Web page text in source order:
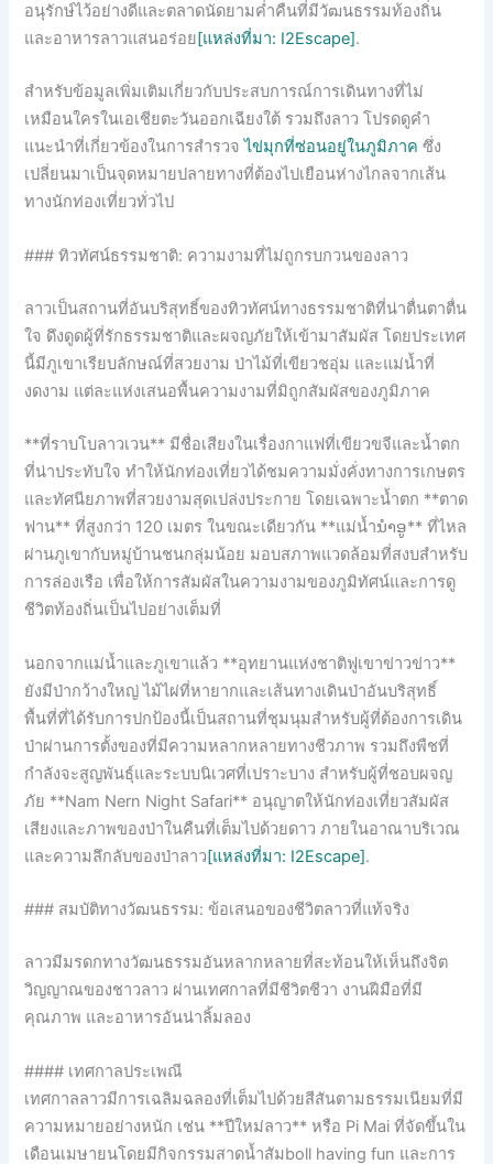
อนุรักษ์ไว้อย่างดีและตลาดนัดยามค่ำคืนที่มีวัฒนธรรมท้องถิ่น
และอาหารลาวแสนอร่อย[แหล่งที่มา: I2Escape].
สำหรับข้อมูลเพิ่มเติมเกี่ยวกับประสบการณ์การเดินทางที่ไม่
เหมือนใครในเอเชียตะวันออกเฉียงใต้ รวมถึงลาว โปรดดูคำ
แนะนำที่เกี่ยวข้องในการสำรวจไข่มุกที่ซ่อนอยู่ในภูมิภาค ซึ่ง
เปลี่ยนมาเป็นจุดหมายปลายทางที่ต้องไปเยือนห่างไกลจากเส้น
ทางนักท่องเที่ยวทั่วไป
### ทิวทัศน์ธรรมชาติ: ความงามที่ไม่ถูกรบกวนของลาว
ลาวเป็นสถานที่อันบริสุทธิ์ของทิวทัศน์ทางธรรมชาติที่น่าตื่นตาตื่น
ใจ ดึงดูดผู้ที่รักธรรมชาติและผจญภัยให้เข้ามาสัมผัส โดยประเทศ
นี้มีภูเขาเรียบลักษณ์ที่สวยงาม ป่าไม้ที่เขียวชอุ่ม และแม่น้ำที่
งดงาม แต่ละแห่งเสนอพื้นความงามที่มิถูกสัมผัสของภูมิภาค
**ที่ราบโบลาวเวน** มีชื่อเสียงในเรื่องกาแฟที่เขียวขจีและน้ำตก
ที่น่าประทับใจ ทำให้นักท่องเที่ยวได้ชมความมั่งคั่งทางการเกษตร
และทัศนียภาพที่สวยงามสุดเปล่งประกาย โดยเฉพาะน้ำตก **ตาด
ฟาน** ที่สูงกว่า 120 เมตร ในขณะเดียวกัน **แม่น้ำນຳອູ** ที่ไหล
ผ่านภูเขากับหมู่บ้านชนกลุ่มน้อย มอบสภาพแวดล้อมที่สงบสำหรับ
การล่องเรือ เพื่อให้การสัมผัสในความงามของภูมิทัศน์และการดู
ชีวิตท้องถิ่นเป็นไปอย่างเต็มที่
นอกจากแม่น้ำและภูเขาแล้ว **อุทยานแห่งชาติฟูเขาข่าวข่าว**
ยังมีป่ากว้างใหญ่ ไม้ไผ่ที่หายากและเส้นทางเดินป่าอันบริสุทธิ์
พื้นที่ที่ได้รับการปกป้องนี้เป็นสถานที่ชุมนุมสำหรับผู้ที่ต้องการเดิน
ป่าผ่านการตั้งของที่มีความหลากหลายทางชีวภาพ รวมถึงพืชที่
กำลังจะสูญพันธุ์และระบบนิเวศที่เปราะบาง สำหรับผู้ที่ชอบผจญ
ภัย **Nam Nern Night Safari** อนุญาตให้นักท่องเที่ยวสัมผัส
เสียงและภาพของป่าในคืนที่เต็มไปด้วยดาว ภายในอาณาบริเวณ
และความลึกลับของป่าลาว[แหล่งที่มา: I2Escape].
### สมบัติทางวัฒนธรรม: ข้อเสนอของชีวิตลาวที่แท้จริง
ลาวมีมรดกทางวัฒนธรรมอันหลากหลายที่สะท้อนให้เห็นถึงจิต
วิญญาณของชาวลาว ผ่านเทศกาลที่มีชีวิตชีวา งานฝีมือที่มี
คุณภาพ และอาหารอันน่าลิ้มลอง
#### เทศกาลประเพณี
เทศกาลลาวมีการเฉลิมฉลองที่เต็มไปด้วยสีสันตามธรรมเนียมที่มี
ความหมายอย่างหนัก เช่น **ปีใหม่ลาว** หรือ Pi Mai ที่จัดขึ้นใน
เดือนเมษายนโดยมีกิจกรรมสาดน้ำสัมboll having fun และการ